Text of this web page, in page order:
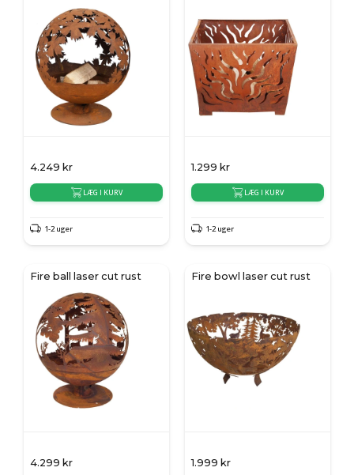
4.249 kr
LÆG I KURV
1-2 uger
1.299 kr
LÆG I KURV
1-2 uger
Fire ball laser cut rust
4.299 kr
Fire bowl laser cut rust
1.999 kr